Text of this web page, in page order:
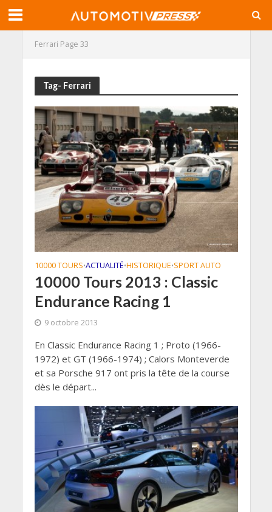
Ferrari Page 33
Tag- Ferrari
10000 TOURS•ACTUALITÉ•HISTORIQUE•SPORT AUTO
10000 Tours 2013 : Classic
Endurance Racing 1
9 octobre 2013
En Classic Endurance Racing 1 ; Proto (1966-
1972) et GT (1966-1974) ; Calors Monteverde
et sa Porsche 917 ont pris la tête de la course
dès le départ...